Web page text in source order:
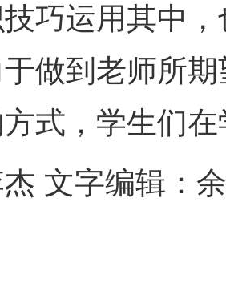
技巧运用其中
做到老师所期
式，学生们
文字编辑：